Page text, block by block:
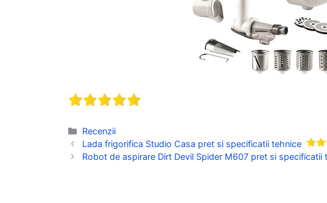
Categorii
Recenzii
Lada frigorifica Studio Casa pret si specificatii tehnice
Robot de aspirare Dirt Devil Spider M607 pret si specificatii